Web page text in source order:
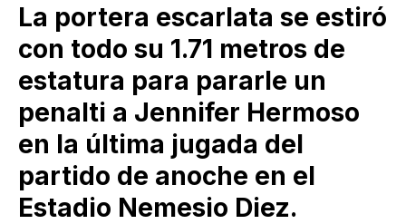
La portera escarlata se estiró
con todo su 1.71 metros de
estatura para pararle un
penalti a Jennifer Hermoso
en la última jugada del
partido de anoche en el
Estadio Nemesio Diez.